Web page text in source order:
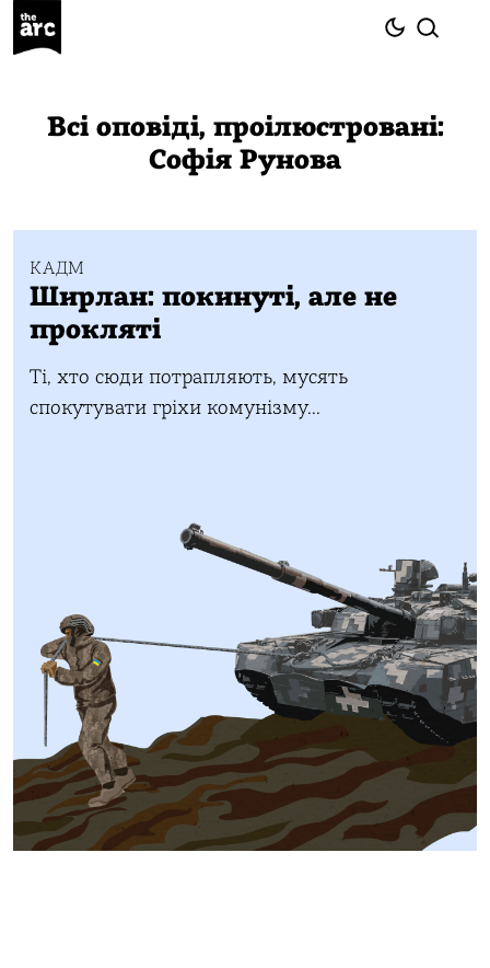
Всі оповіді, проілюстровані:
Софія Рунова
КАДМ
Ширлан: покинуті, але не
прокляті
Ті, хто сюди потрапляють, мусять
спокутувати гріхи комунізму...